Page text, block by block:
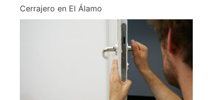
Cerrajero en El Álamo